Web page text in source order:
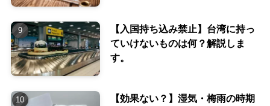
【入国持ち込み禁止】台湾に持っ
ていけないものは何？解説しま
す。
【効果ない？】湿気・梅雨の時期